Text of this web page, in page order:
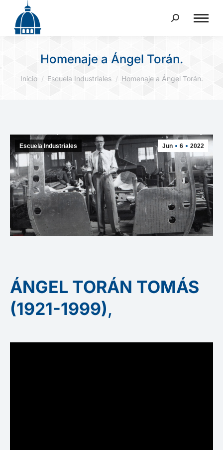
Buscar:
Homenaje a Ángel Torán.
Estás aquí:
Inicio Escuela Industriales Homenaje a Ángel Torán.
Jun 6 2022
Escuela Industriales
ÁNGEL TORÁN TOMÁS
(1921-1999),